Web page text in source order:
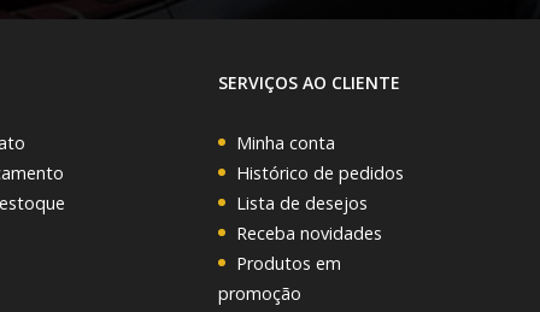
SERVIÇOS AO CLIENTE
Minha conta
Histórico de pedidos
Lista de desejos
Receba novidades
Produtos em
promoção